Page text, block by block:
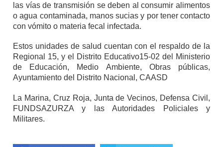
las vías de transmisión se deben al consumir alimentos
o agua contaminada, manos sucias y por tener contacto
con vómito o materia fecal infectada.
Estos unidades de salud cuentan con el respaldo de la
Regional 15, y el Distrito Educativo15-02 del Ministerio
de Educación, Medio Ambiente, Obras públicas,
Ayuntamiento del Distrito Nacional, CAASD
La Marina, Cruz Roja, Junta de Vecinos, Defensa Civil,
FUNDSAZURZA y las Autoridades Policiales y
Militares.